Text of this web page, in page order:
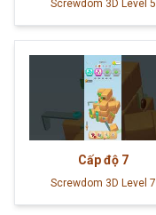
Screwdom 3D Level 5
Cấp độ 7
Screwdom 3D Level 7